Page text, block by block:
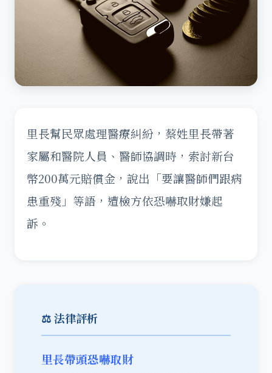
里長幫民眾處理醫療糾紛，蔡姓里長帶著
家屬和醫院人員、醫師協調時，索討新台
幣200萬元賠償金，說出「要讓醫師們跟病
患重殘」等語，遭檢方依恐嚇取財嫌起
訴。
⚖️ 法律評析
里長帶頭恐嚇取財